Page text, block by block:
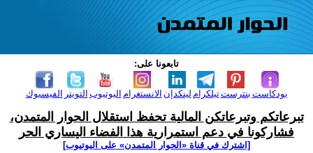
تابعونا على:
الفيسبوك التويتر اليوتيوب الانستغرام لينكدإن تيلكرامبنترست بودكاست
تبرعاتكم وتبرعاتكن المالية تحفظ استقلال الحوار المتمدن،
فشاركونا في دعم استمرارية هذا الفضاء اليساري الحر
[اشترك في قناة ‫«الحوار المتمدن» على اليوتيوب]